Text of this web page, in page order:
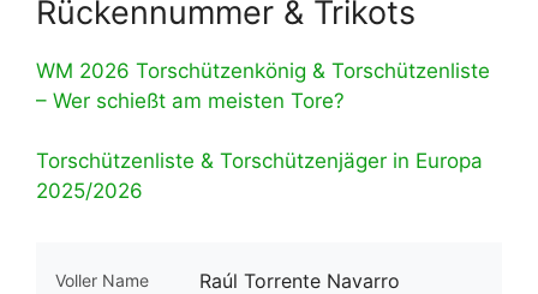
Rückennummer & Trikots
WM 2026 Torschützenkönig & Torschützenliste
– Wer schießt am meisten Tore?
Torschützenliste & Torschützenjäger in Europa
2025/2026
Voller Name Raúl Torrente Navarro